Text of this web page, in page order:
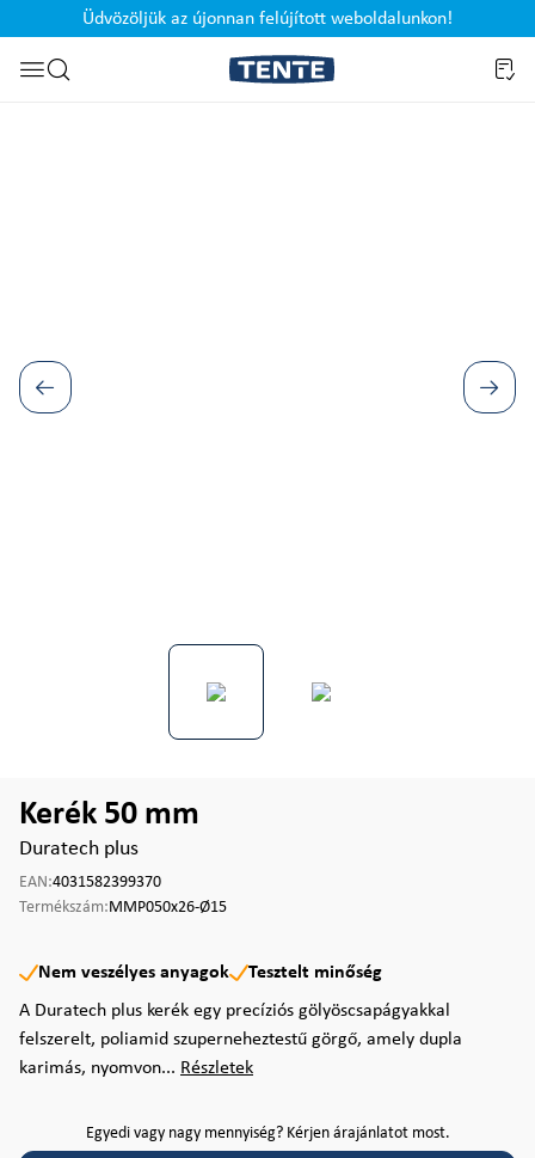
Ugrás a kereséshez
Üdvözöljük az újonnan felújított weboldalunkon!
Kerék 50 mm
Duratech plus
EAN:4031582399370
Termékszám:MMP050x26-Ø15
Nem veszélyes anyagok
Tesztelt minőség
A Duratech plus kerék egy precíziós gölyöscsapágyakkal
felszerelt, poliamid szuperneheztestű görgő, amely dupla
karimás, nyomvon... Részletek
Egyedi vagy nagy mennyiség? Kérjen árajánlatot most.